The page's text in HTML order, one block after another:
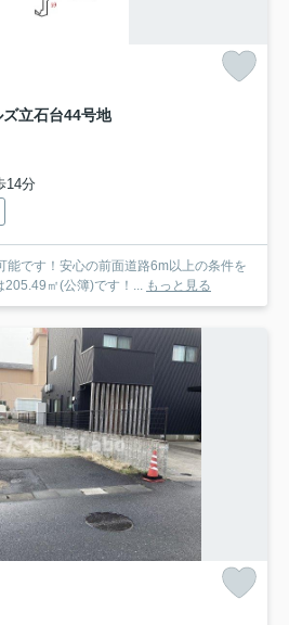
立石台44号地
14分
能です！安心の前面道路6m以上の条件を
205.49㎡(公簿)です！... もっと見る